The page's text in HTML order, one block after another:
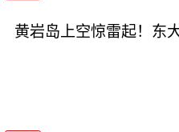
黄岩岛上空惊雷起！东